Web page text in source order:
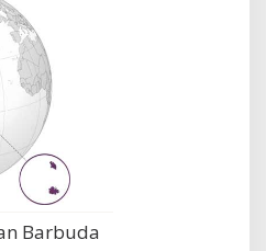
Barbuda